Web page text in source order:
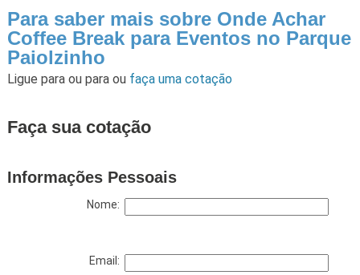
Para saber mais sobre Onde Achar
Coffee Break para Eventos no Parque
Paiolzinho
Ligue para ou para ou faça uma cotação
Faça sua cotação
Informações Pessoais
Nome:
Email: